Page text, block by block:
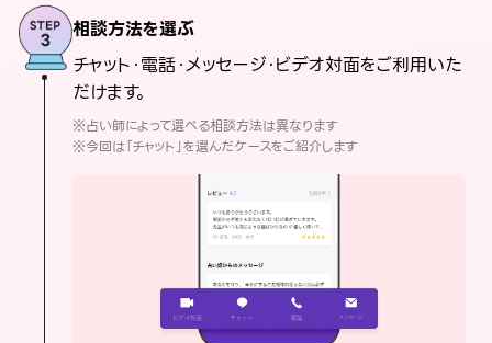
相談方法を選ぶ
チャット・電話・メッセージ・ビデオ対面をご利用いた
だけます。
※占い師によって選べる相談方法は異なります
※今回は「チャット」を選んだケースをご紹介します